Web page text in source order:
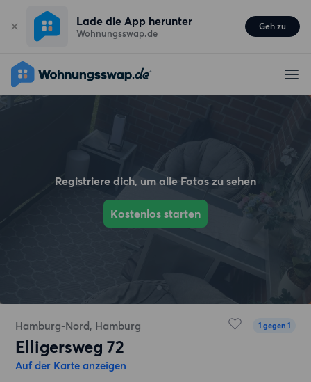
Lade die App herunter
Wohnungsswap.de
Geh zu
Registriere dich, um alle Fotos zu sehen
Kostenlos starten
Hamburg-Nord, Hamburg 1 gegen 1
Elligersweg 72
Auf der Karte anzeigen